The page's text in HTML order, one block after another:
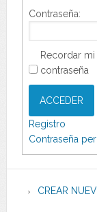
Contraseña:
Recordar mi
contraseña
ACCEDER
Registro
Contraseña
CREAR